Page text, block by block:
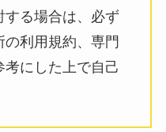
する場合は、必ず
利用規約、専門
にした上で自己